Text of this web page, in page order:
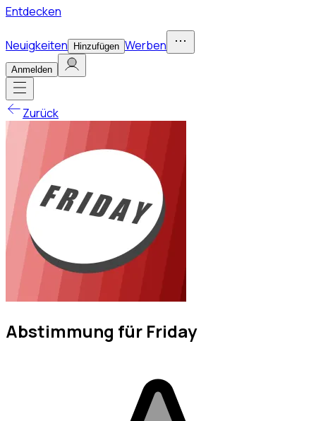
Entdecken
Neuigkeiten Hinzufügen Werben
Anmelden
Zurück
Abstimmung für Friday